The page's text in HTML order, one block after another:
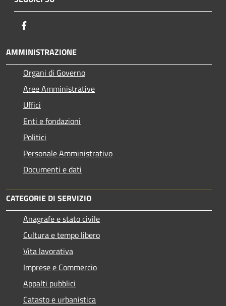
AMMINISTRAZIONE
Organi di Governo
Aree Amministrative
Uffici
Enti e fondazioni
Politici
Personale Amministrativo
Documenti e dati
CATEGORIE DI SERVIZIO
Anagrafe e stato civile
Cultura e tempo libero
Vita lavorativa
Imprese e Commercio
Appalti pubblici
Catasto e urbanistica